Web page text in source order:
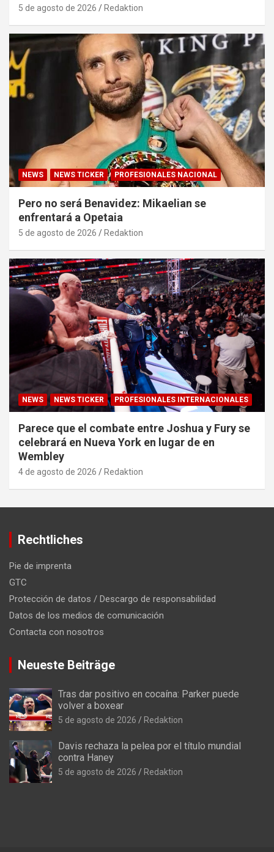
5 de agosto de 2026 Redaktion
NEWS NEWS TICKER PROFESIONALES NACIONAL
Pero no será Benavidez: Mikaelian se
enfrentará a Opetaia
5 de agosto de 2026 Redaktion
NEWS NEWS TICKER PROFESIONALES INTERNACIONALES
Parece que el combate entre Joshua y Fury se
celebrará en Nueva York en lugar de en
Wembley
4 de agosto de 2026 Redaktion
Rechtliches
Pie de imprenta
GTC
Protección de datos / Descargo de responsabilidad
Datos de los medios de comunicación
Contacta con nosotros
Neueste Beiträge
Tras dar positivo en cocaína: Parker puede
volver a boxear
5 de agosto de 2026 Redaktion
Davis rechaza la pelea por el título mundial
contra Haney
5 de agosto de 2026 Redaktion